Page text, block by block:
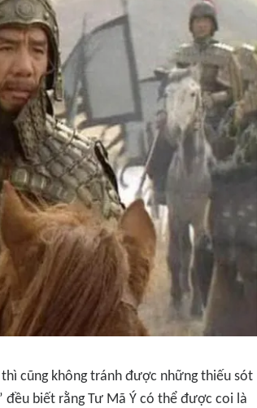
cũng không tránh được những thiếu sót
đều biết rằng Tư Mã Ý có thể được coi là